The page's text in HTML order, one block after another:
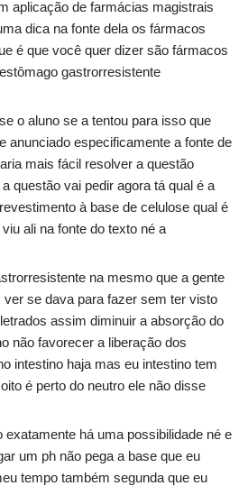
aplicação de farmácias magistrais
dica na fonte dela os fármacos
é que você quer dizer são fármacos
gastrorresistente
o aluno se a tentou para isso que
anunciado especificamente a fonte de
mais fácil resolver a questão
questão vai pedir agora tá qual é a
à base de celulose qual é
ali na fonte do texto né a
na mesmo que a gente
se dava para fazer sem ter visto
assim diminuir a absorção do
não favorecer a liberação dos
intestino haja mas eu intestino tem
é perto do neutro ele não disse
exatamente há uma possibilidade né e
um ph não pega a base que eu
tempo também segunda que eu